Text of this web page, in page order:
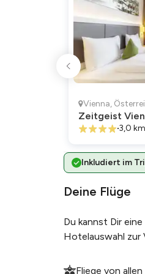
Vienna,
Zeitgeist
3,0 km
Inkludiert im
Deine Flüge
Du kannst Dir
Hotelauswahl zur
Fliege von